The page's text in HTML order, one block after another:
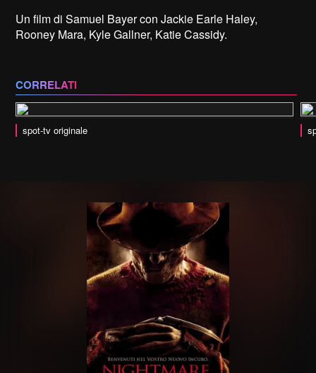
Un film di Samuel Bayer con Jackie Earle Haley,
Rooney Mara, Kyle Gallner, Katie Cassidy.
CORRELATI
spot-tv originale